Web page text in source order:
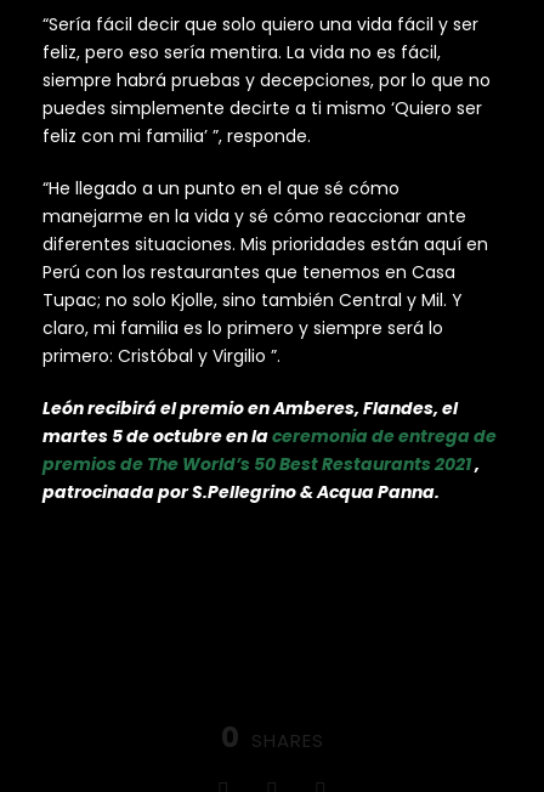
“Sería fácil decir que solo quiero una vida fácil y ser
feliz, pero eso sería mentira. La vida no es fácil,
siempre habrá pruebas y decepciones, por lo que no
puedes simplemente decirte a ti mismo ‘Quiero ser
feliz con mi familia’ ”, responde.
“He llegado a un punto en el que sé cómo
manejarme en la vida y sé cómo reaccionar ante
diferentes situaciones. Mis prioridades están aquí en
Perú con los restaurantes que tenemos en Casa
Tupac; no solo Kjolle, sino también Central y Mil. Y
claro, mi familia es lo primero y siempre será lo
primero: Cristóbal y Virgilio ”.
León recibirá el premio en Amberes, Flandes, el
martes 5 de octubre en laceremonia de entrega de
premios de The World’s 50 Best Restaurants 2021,
patrocinada por S.Pellegrino & Acqua Panna.
0 SHARES